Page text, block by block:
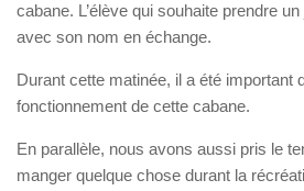
cabane. L’élève qui souhaite prendre
avec son nom en échange.
Durant cette matinée, il a été important
fonctionnement de cette cabane.
En parallèle, nous avons aussi pris le
manger quelque chose durant la